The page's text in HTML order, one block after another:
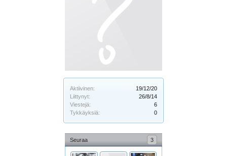
Aktiivinen:
19/12/20
Liittynyt:
26/8/14
Viestejä:
6
Tykkäyksiä:
0
Seuraa 3